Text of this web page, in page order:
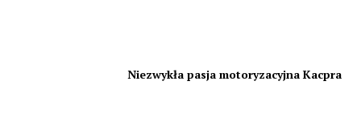
Niezwykła pasja motoryzacyjna Kacpra